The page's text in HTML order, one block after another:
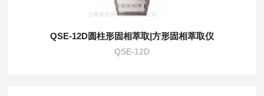
QSE-12D圆柱形固相萃取|方形固相萃取仪
QSE-12D